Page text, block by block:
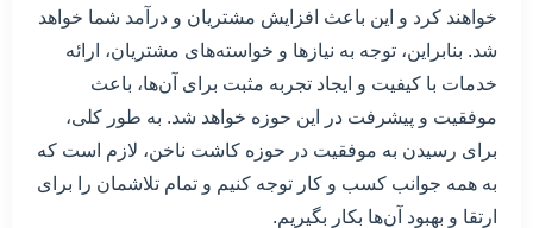
خواهند کرد و این باعث افزایش مشتریان و درآمد شما خواهد
شد. بنابراین، توجه به نیازها و خواسته‌های مشتریان، ارائه
خدمات با کیفیت و ایجاد تجربه مثبت برای آن‌ها، باعث
موفقیت و پیشرفت در این حوزه خواهد شد. به طور کلی،
برای رسیدن به موفقیت در حوزه کاشت ناخن، لازم است که
به همه جوانب کسب و کار توجه کنیم و تمام تلاشمان را برای
ارتقا و بهبود آن‌ها بکار بگیریم.